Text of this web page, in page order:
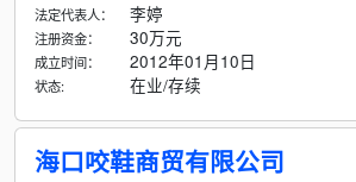
法定代表人： 李婷
注册资金： 30万元
成立时间： 2012年01月10日
状态: 在业/存续
海口咬鞋商贸有限公司